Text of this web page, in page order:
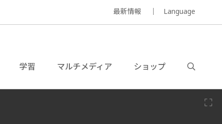
最新情報 Language
学習 マルチメディア ショップ